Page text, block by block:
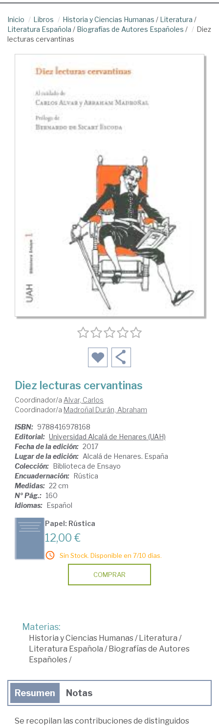
Inicio Libros Historia y Ciencias Humanas / Literatura /
Literatura Española / Biografías de Autores Españoles /
Diez
lecturas cervantinas
Diez lecturas cervantinas
Coordinador/a Alvar, Carlos
Coordinador/a Madroñal Durán, Abraham
ISBN: 9788416978168
Editorial: Universidad Alcalá de Henares (UAH)
Fecha de la edición: 2017
Lugar de la edición: Alcalá de Henares. España
Colección: Biblioteca de Ensayo
Encuadernación: Rústica
Medidas: 22 cm
Nº Pág.: 160
Idiomas: Español
Papel: Rústica
12,00 €
Sin Stock. Disponible en 7/10 días.
COMPRAR
Materias:
Historia y Ciencias Humanas /Literatura /
Literatura Española /Biografías de Autores
Españoles /
Resumen Notas
Se recopilan las contribuciones de distinguidos